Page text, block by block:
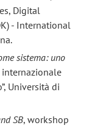
Digital
- International
sistema: uno
internazionale
Università di
SB, workshop